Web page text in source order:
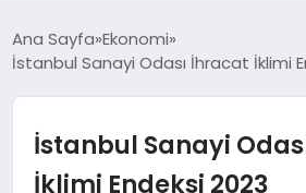
YAŞAM
Ana Sayfa Ekonomi
İstanbul Sanayi Odası İhracat İklimi
İstanbul Sanayi
İklimi Endeksi 2023